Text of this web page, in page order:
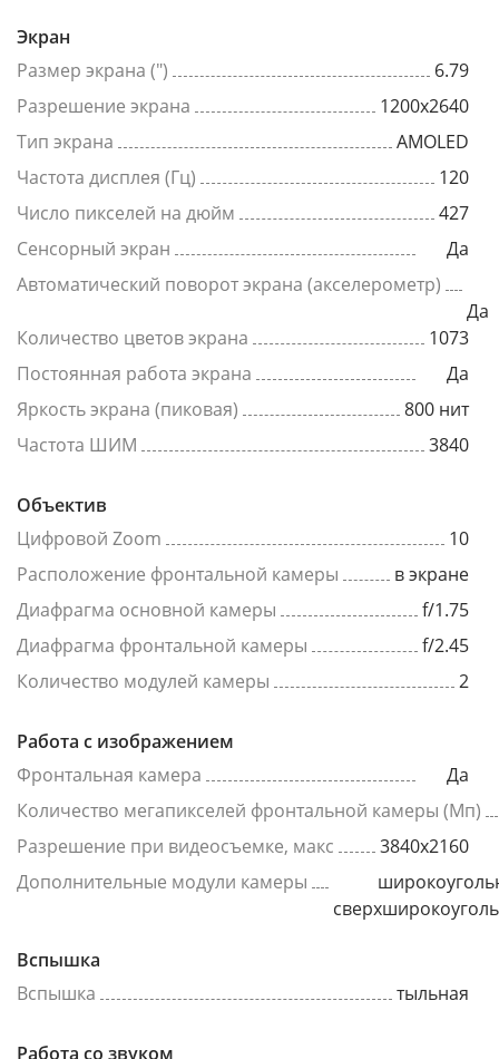
Экран
Размер экрана (")
6.79
Разрешение экрана
1200x2640
Тип экрана
AMOLED
Частота дисплея (Гц)
120
Число пикселей на дюйм
427
Сенсорный экран
Да
Автоматический поворот экрана (акселерометр)
Да
Количество цветов экрана
1073
Постоянная работа экрана
Да
Яркость экрана (пиковая)
800 нит
Частота ШИМ
3840
Объектив
Цифровой Zoom
10
Расположение фронтальной камеры
в экране
Диафрагма основной камеры
f/1.75
Диафрагма фронтальной камеры
f/2.45
Количество модулей камеры
2
Работа с изображением
Фронтальная камера
Да
Количество мегапикселей фронтальной камеры (Мп)
Разрешение при видеосъемке, макс
3840x2160
Дополнительные модули камеры
Вспышка
Вспышка
тыльная
Работа со звуком